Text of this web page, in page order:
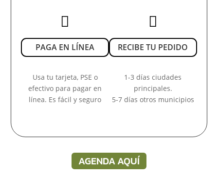

PAGA EN LÍNEA
Usa tu tarjeta, PSE o
efectivo para pagar en
línea. Es fácil y seguro

RECIBE TU PEDIDO
1-3 días ciudades
principales.
5-7 días otros municipios
AGENDA AQUÍ